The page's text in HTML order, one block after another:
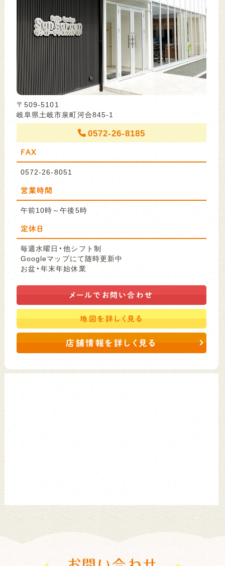
〒509-5101
岐阜県土岐市泉町河合845-1
0572-26-8185
FAX
0572-26-8051
営業時間
午前10時～午後5時
定休日
毎週水曜日・他シフト制
Googleマップにて随時更新中
お盆・年末年始休業
メールで お問い合わせ
地図を詳しく見る
店舗情報を詳しく見る